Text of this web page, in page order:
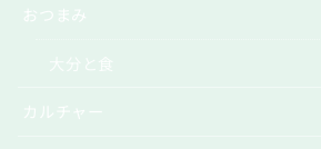
おつまみ
カルチャー